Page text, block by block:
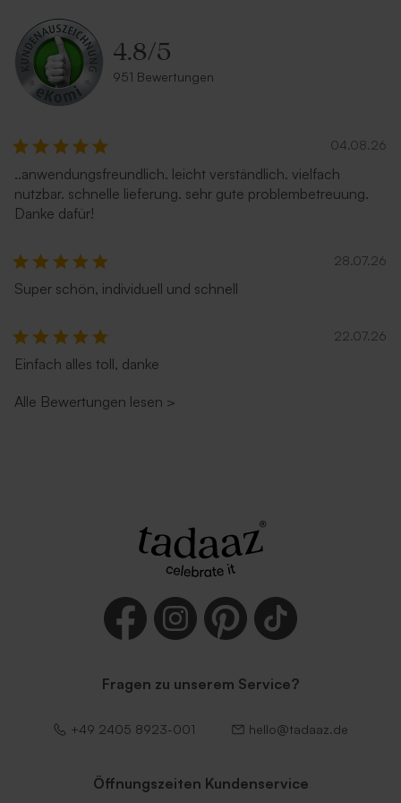
Umschlag mit Spitzklappe
aus Recyclingpapier
Umschlag mit spitzer Klappe
Umschlag 'Dunkelblau' Umschlag 'Rot'
4.8/5
951 Bewertungen
04.08.26
..anwendungsfreundlich. leicht verständlich. vielfach
nutzbar. schnelle lieferung. sehr gute problembetreuung.
Danke dafür!
28.07.26
Super schön, individuell und schnell
22.07.26
Einfach alles toll, danke
Alle Bewertungen lesen >
Fragen zu unserem Service?
+49 2405 8923-001 hello@tadaaz.de
Öffnungszeiten Kundenservice